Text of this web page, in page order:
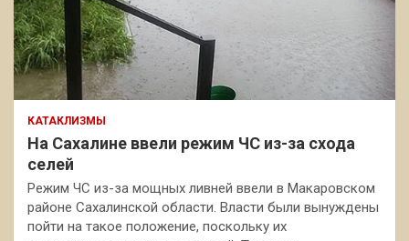
КАТАКЛИЗМЫ
На Сахалине ввели режим ЧС из-за схода
селей
Режим ЧС из-за мощных ливней ввели в Макаровском
районе Сахалинской области. Власти были вынуждены
пойти на такое положение, поскольку их